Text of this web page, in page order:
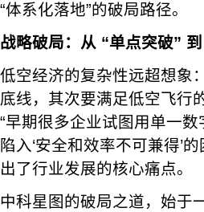
“体系化落地”的破局路径。
战略破局：从 “单点突破”
低空经济的复杂性远超想象
底线，其次要满足低空飞行
“早期很多企业试图用单一
陷入‘安全和效率不可兼得’
出了行业发展的核心痛点。
中科星图的破局之道，始于